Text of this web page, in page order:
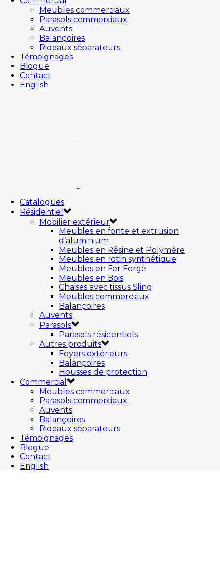
Meubles commerciaux
Parasols commerciaux
Auvents
Balançoires
Rideaux séparateurs
Témoignages
Blogue
Contact
English
Catalogues
Résidentiel
Mobilier extérieur
Meubles en fonte et extrusion
d’aluminium
Meubles en Résine et Polymère
Meubles en rotin synthétique
Meubles en Fer Forgé
Meubles en Bois
Chaises avec tissus Sling
Meubles commerciaux
Balançoires
Auvents
Parasols
Parasols résidentiels
Autres produits
Foyers extérieurs
Balançoires
Housses de protection
Commercial
Meubles commerciaux
Parasols commerciaux
Auvents
Balançoires
Rideaux séparateurs
Témoignages
Blogue
Contact
English